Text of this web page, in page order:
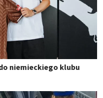
niemieckiego klubu